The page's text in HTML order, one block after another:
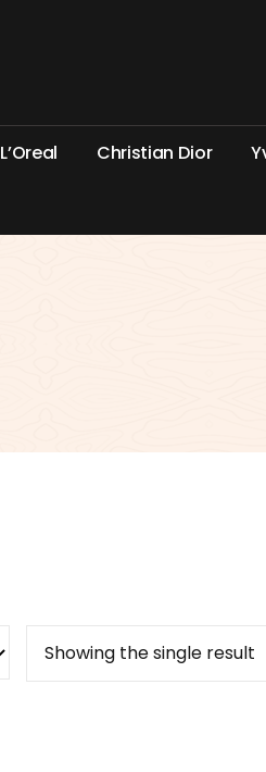
L’Oreal Christian Dior Y
Showing the single result